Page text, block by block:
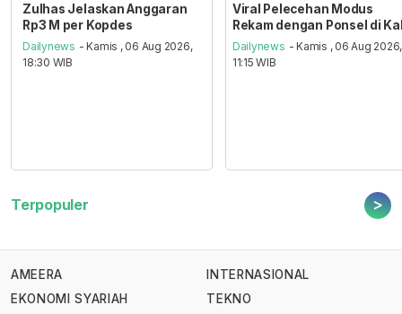
Zulhas Jelaskan Anggaran
Rp3 M per Kopdes
Dailynews - Kamis , 06 Aug 2026,
18:30 WIB
Viral Pelecehan Modus
Rekam dengan Ponsel di
Dailynews - Kamis , 06 Aug 2026,
11:15 WIB
Terpopuler >
AMEERA
EKONOMI SYARIAH
INTERNASIONAL
TEKNO